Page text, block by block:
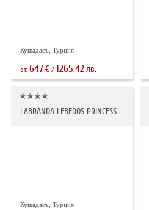
Кушадасъ, Турция
от: 647€/ 1265.42 лв.
LABRANDA LEBEDOS PRINCESS
Кушадасъ, Турция